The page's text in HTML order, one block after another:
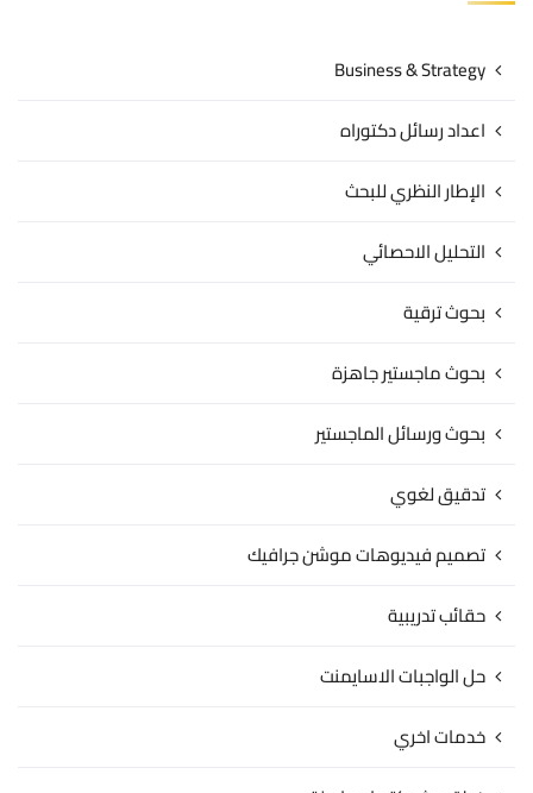
Business & Strategy
اعداد رسائل دكتوراه
الإطار النظري للبحث
التحليل الاحصائي
بحوث ترقية
بحوث ماجستير جاهزة
بحوث ورسائل الماجستير
تدقيق لغوي
تصميم فيديوهات موشن جرافيك
حقائب تدريبية
حل الواجبات الاسايمنت
خدمات اخري